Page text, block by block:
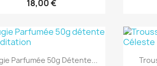
18,00 €
Aperçu rapide
Parfumée 50g Détente...